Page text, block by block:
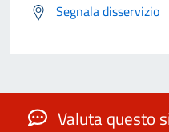
Segnala disservizio
Valuta questo